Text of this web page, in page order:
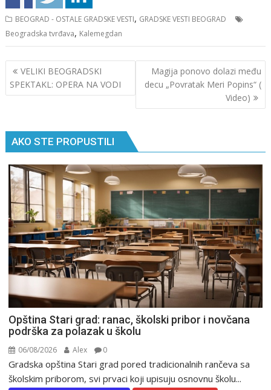
BEOGRAD - OSTALE GRADSKE VESTI, GRADSKE VESTI BEOGRAD
Beogradska tvrđava, Kalemegdan
Кретање
чланка
VELIKI BEOGRADSKI
SPEKTAKL: OPERA NA VODI
Magija ponovo dolazi među
decu „Povratak Meri Popins“ (
Video)
AKO STE PROPUSTILI
Opština Stari grad: ranac, školski pribor i novčana
podrška za polazak u školu
06/08/2026 Alex 0
Gradska opština Stari grad pored tradicionalnih rančeva sa
školskim priborom, svi prvaci koji upisuju osnovnu školu...